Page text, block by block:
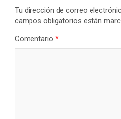
Tu dirección de correo
campos obligatorios están
Comentario *